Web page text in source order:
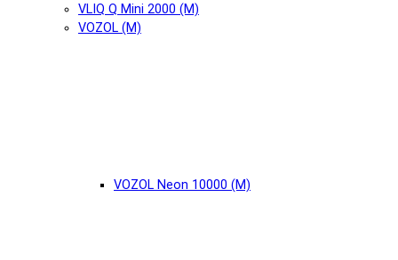
VLIQ Q Mini 2000 (М)
VOZOL (М)
VOZOL Neon 10000 (М)